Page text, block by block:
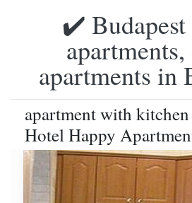
✔️ Budapest
apartments,
apartments in
apartment with
Hotel Happy